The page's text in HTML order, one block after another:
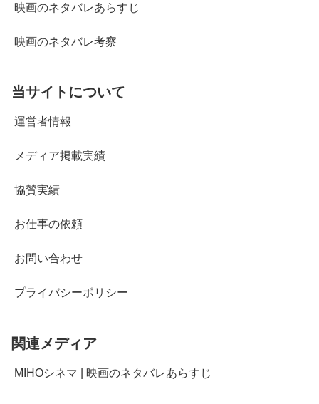
映画のネタバレあらすじ
映画のネタバレ考察
当サイトについて
運営者情報
メディア掲載実績
協賛実績
お仕事の依頼
お問い合わせ
プライバシーポリシー
関連メディア
MIHOシネマ | 映画のネタバレあらすじ